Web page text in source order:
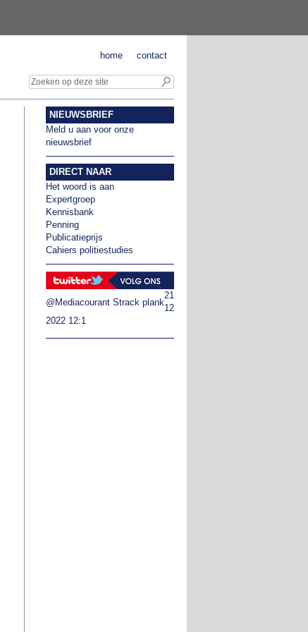
contact
home
NIEUWSBRIEF
Meld u aan voor onze
nieuwsbrief
DIRECT NAAR
Het woord is aan
Expertgroep
Kennisbank
Penning
Publicatieprijs
Cahiers politiestudies
@Mediacourant Strack plank
21
12
2022 12:1